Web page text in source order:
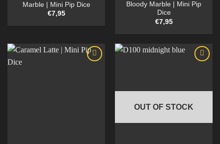
Marble | Mini Pip Dice
€7,95
Bloody Marble | Mini Pip
Dice
€7,95
OUT OF STOCK